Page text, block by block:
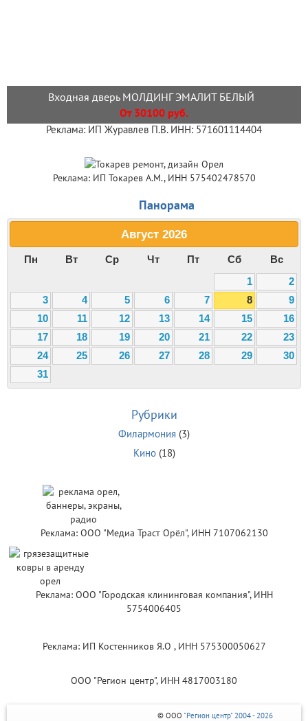
Входная дверь МОЛДИНГ ЭМАЛИТ БЕЛЫЙ
От 30100 руб.
Реклама: ИП Журавлев П.В. ИНН: 571601114404
Реклама: ИП Токарев А.М., ИНН 575402478570
Панорама
Август 2026
Пн Вт Ср Чт Пт Сб
Вс
1
2
3
4 5 6 7 8
9
10
11 12 13 14 15
16
17
18 19 20 21 22
23
24
25 26 27 28 29
30
31
Рубрики
Филармония (3)
Кино(18)
Реклама: ООО "Медиа Траст Орёл", ИНН 7107062130
Реклама: ООО "Городская клининговая компания", ИНН
5754006405
Реклама: ИП Костенников Я.О , ИНН 575300050627
ООО "Регион центр", ИНН 4817003180
© ООО "Регион центр" 2004 - 2026